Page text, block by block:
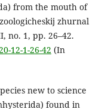
from the mouth of
zhurnal
no. 1, pp. 26–42.
12-1-26-42 (In
new to science
found in